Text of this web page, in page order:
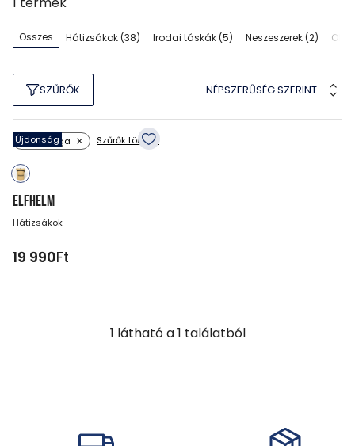
Összes Hátizsákok(38) Irodai táskák(5) Neszeszerek(2)
SZŰRŐK NÉPSZERŰSÉG SZERINT
Szín: sárga Szűrők törlése
Újdonság
ELFHELM
Hátizsákok
19 990Ft
1 látható a1 találatból